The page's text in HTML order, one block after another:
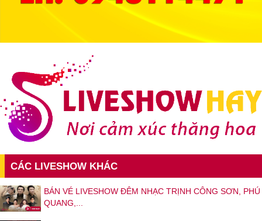
CÁC LIVESHOW KHÁC
BÁN VÉ LIVESHOW ĐÊM NHẠC TRỊNH CÔNG SƠN, PHÚ
QUANG,...